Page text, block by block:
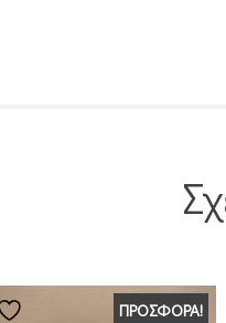
ΠΡΟΣΦΟΡΆ!